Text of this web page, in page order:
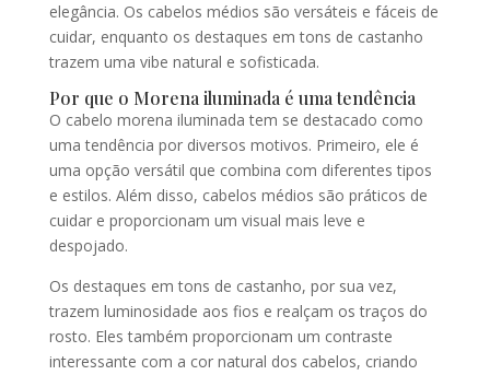
elegância. Os cabelos médios são versáteis e fáceis de
cuidar, enquanto os destaques em tons de castanho
trazem uma vibe natural e sofisticada.
Por que o Morena iluminada é uma tendência
O cabelo morena iluminada tem se destacado como
uma tendência por diversos motivos. Primeiro, ele é
uma opção versátil que combina com diferentes tipos
e estilos. Além disso, cabelos médios são práticos de
cuidar e proporcionam um visual mais leve e
despojado.
Os destaques em tons de castanho, por sua vez,
trazem luminosidade aos fios e realçam os traços do
rosto. Eles também proporcionam um contraste
interessante com a cor natural dos cabelos, criando